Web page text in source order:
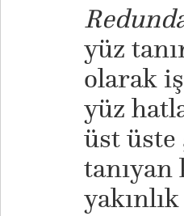
yüz
olarak
yüz
üst